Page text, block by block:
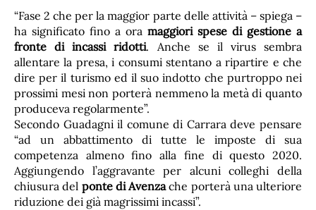
“Fase 2 che per la maggior parte delle attività – spiega –
ha significato fino a ora maggiori spese di gestione a
fronte di incassi ridotti. Anche se il virus sembra
allentare la presa, i consumi stentano a ripartire e che
dire per il turismo ed il suo indotto che purtroppo nei
prossimi mesi non porterà nemmeno la metà di quanto
produceva regolarmente”.
Secondo Guadagni il comune di Carrara deve pensare
“ad un abbattimento di tutte le imposte di sua
competenza almeno fino alla fine di questo 2020.
Aggiungendo l’aggravante per alcuni colleghi della
chiusura del ponte di Avenzache porterà una ulteriore
riduzione dei già magrissimi incassi”.